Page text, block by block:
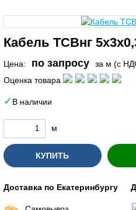
Кабель ТСВнг
Цена: по запросу
за м (с
Оценка товара
В наличии
м
КУПИТЬ
Доставка по Екатеринбургу